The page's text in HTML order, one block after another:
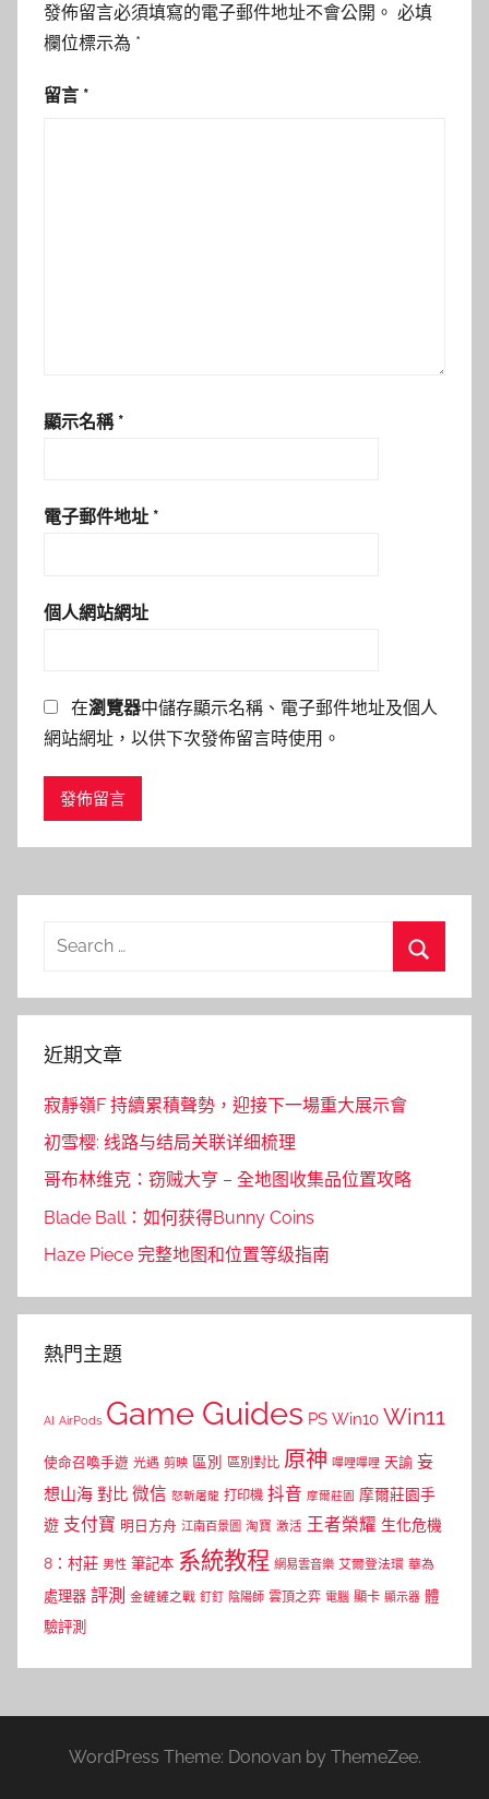
發佈留言必須填寫的電子郵件地址不會公開。 必填
欄位標示為 *
留言 *
顯示名稱 *
電子郵件地址 *
個人網站網址
在瀏覽器中儲存顯示名稱、電子郵件地址及個人
網站網址，以供下次發佈留言時使用。
Search
近期文章
寂靜嶺F 持續累積聲勢，迎接下一場重大展示會
初雪樱: 线路与结局关联详细梳理
哥布林维克：窃贼大亨 – 全地图收集品位置攻略
Blade Ball：如何获得Bunny Coins
Haze Piece 完整地图和位置等级指南
熱門主題
AI AirPods Game Guides PS Win10 Win11
使命召喚手遊 光遇 剪映 區別 區別對比 原神 嗶哩嗶哩 天諭 妄
想山海 對比 微信 怒斬屠龍 打印機 抖音 摩爾莊園 摩爾莊園手
遊 支付寶 明日方舟 江南百景圖 淘寶 激活 王者榮耀 生化危機
8：村莊 男性 筆記本 系統教程 網易雲音樂 艾爾登法環 華為
處理器 評測 金鏟鏟之戰 釘釘 陰陽師 雲頂之弈 電腦 顯卡 顯示器 體
驗評測
WordPress Theme: Donovan by ThemeZee.